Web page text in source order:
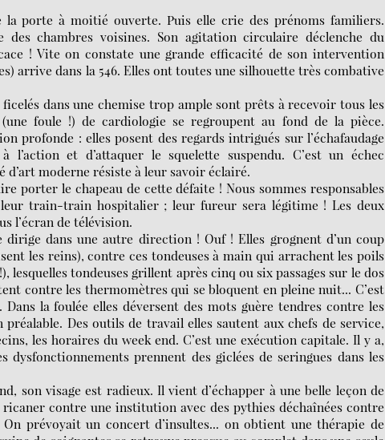
porte à moitié ouverte. Puis elle crie des prénoms familiers.
des chambres voisines. Son agitation circulaire déclenche du
! Vite on constate une grande efficacité de son intervention
arrive dans la 546. Elles ont toutes une silhouette très combative
dans une chemise trop ample sont prêts à recevoir tous les
foule !) de cardiologie se regroupent au fond de la pièce.
profonde : elles posent des regards intrigués sur l’échafaudage
et d’attaquer le squelette suspendu. C’est un échec
moderne résiste à leur savoir éclairé.
porter le chapeau de cette défaite ! Nous sommes responsables
train-train hospitalier ; leur fureur sera légitime ! Les deux
l’écran de télévision.
dans une autre direction ! Ouf ! Elles grognent d’un coup
les reins), contre ces tondeuses à main qui arrachent les poils
lesquelles tondeuses grillent après cinq ou six passages sur le dos
contre les thermomètres qui se bloquent en pleine nuit... C’est
la foulée elles déversent des mots guère tendres contre les
Des outils de travail elles sautent aux chefs de service,
les horaires du week end. C’est une exécution capitale. Il y a,
prennent des giclées de seringues dans les
son visage est radieux. Il vient d’échapper à une belle leçon de
contre une institution avec des pythies déchaînées contre
prévoyait un concert d’insultes... on obtient une thérapie de